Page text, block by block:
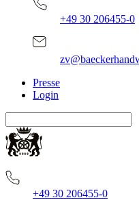
+49 30 206455-0
Presse
Login
+49 30 206455-0